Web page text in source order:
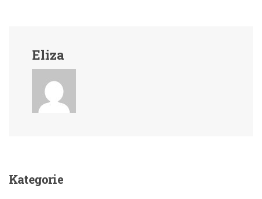
Eliza
Kategorie